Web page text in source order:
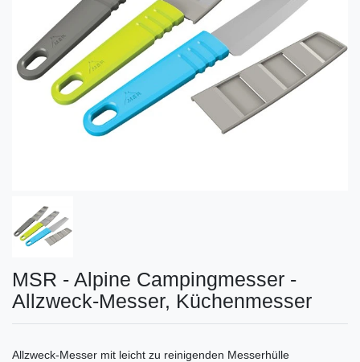
MSR - Alpine Campingmesser -
Allzweck-Messer, Küchenmesser
Allzweck-Messer mit leicht zu reinigenden Messerhülle